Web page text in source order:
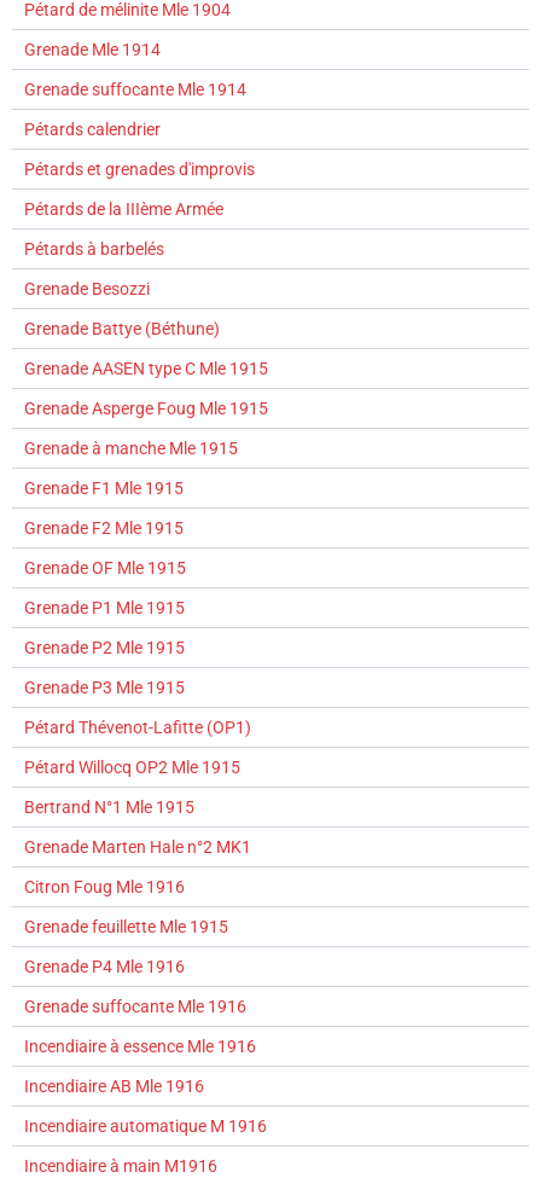
Pétard de mélinite Mle 1904
Grenade Mle 1914
Grenade suffocante Mle 1914
Pétards calendrier
Pétards et grenades d'improvis
Pétards de la IIIème Armée
Pétards à barbelés
Grenade Besozzi
Grenade Battye (Béthune)
Grenade AASEN type C Mle 1915
Grenade Asperge Foug Mle 1915
Grenade à manche Mle 1915
Grenade F1 Mle 1915
Grenade F2 Mle 1915
Grenade OF Mle 1915
Grenade P1 Mle 1915
Grenade P2 Mle 1915
Grenade P3 Mle 1915
Pétard Thévenot-Lafitte (OP1)
Pétard Willocq OP2 Mle 1915
Bertrand N°1 Mle 1915
Grenade Marten Hale n°2 MK1
Citron Foug Mle 1916
Grenade feuillette Mle 1915
Grenade P4 Mle 1916
Grenade suffocante Mle 1916
Incendiaire à essence Mle 1916
Incendiaire AB Mle 1916
Incendiaire automatique M 1916
Incendiaire à main M1916